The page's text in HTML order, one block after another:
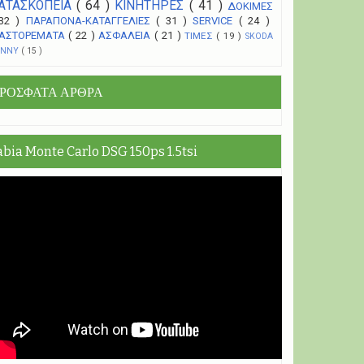
( 64 ) ΚΙΝΗΤΗΡΕΣ ( 41 ) ΔΟΚΙΜΕΣ
) ΠΑΡΑΠΟΝΑ-ΚΑΤΑΓΓΕΛΙΕΣ( 31 )SERVICE ( 24 )
( 22 )ΑΣΦΑΛΕΙΑ( 21 )ΤΙΜΕΣ ( 19 )SKODA
( 15 )
ΑΡΘΡΑ
Monte Carlo DSG 150ps 1.5tsi